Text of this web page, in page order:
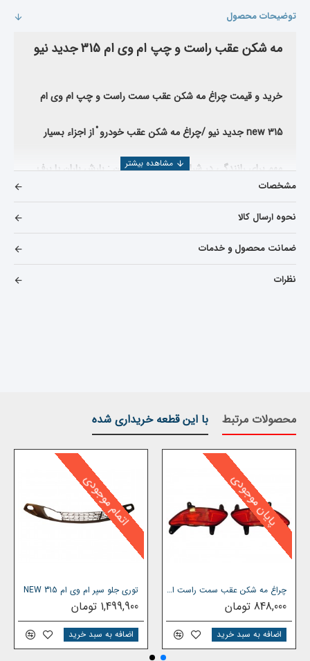
توضیحات محصول
مه شکن عقب راست و چپ ام وی ام 315 جدید نیو
خرید و قیمت چراغ مه شکن عقب سمت راست و چپ ام وی ام
315 new جدید نیو /چراغ مه شکن عقب خودرو ْ از اجزاء بسیار
مهم برای رانندگی در شرایط بد جوی همچون : بارش باران یا برف
شدید ْ بروز مه ْ گردو خاک حاصل ازبادو طوفان و ... میباشد.تولید
موظفند چراغ های عقب خودرو (‌چراغ های خطر )‌ را به گونه ای
این مورد موجب می شود با بروز عوامل جوی ذکر شده در بالا و در
نتیجه کم شدن شعاع دید راننده پشتی زمان عکس العمل برای آن
به شدت کاهش یابد .
برای برطرف کردن این نقیصه ْ‌خودروسازان موظف به قراردادن چراغ
مه شکن عقب برای خودرو گردیده اند که همچون چراغ مه شکن
تولید نور با پرتو مستیقم میباشد و در زمانی که
امکان را فراهم نموده تا خودروی جلوییبرای خودرویی که از پشت
به آن نزدیک میشود از مسافت بیشتری قابل تشخیص و در نتیجه
فرصت عکس العمل مناسب برای کاهش سرعت خودرو وکنترل آن
مهیا شود.
در ضمن اگر انواع لوازم یدکی ام وی ام 315new را
میخواهید مشاهده بفرمایید میتوانید بر روی
مشخصات
نحوه ارسال کالا
ضمانت محصول و خدمات
نظرات
محصولات مرتبط با این قطعه خریداری شده
پایان موجودی
چراغ مه شکن عقب سمت راست ام وی ام 315 جدید صندوقدار
848,000 تومان
اضافه به سبد خرید
اتمام موجودی
توری جلو سپر ام وی ام 315 NEW
1,499,900 تومان
اضافه به سبد خرید